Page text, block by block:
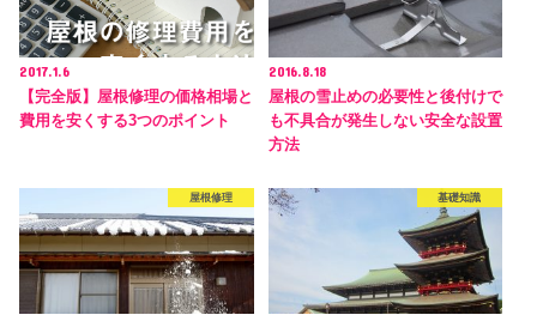
2017.1.6
【完全版】屋根修理の価格相場と
費用を安くする3つのポイント
2016.8.18
屋根の雪止めの必要性と後付けで
も不具合が発生しない安全な設置
方法
屋根修理 基礎知識